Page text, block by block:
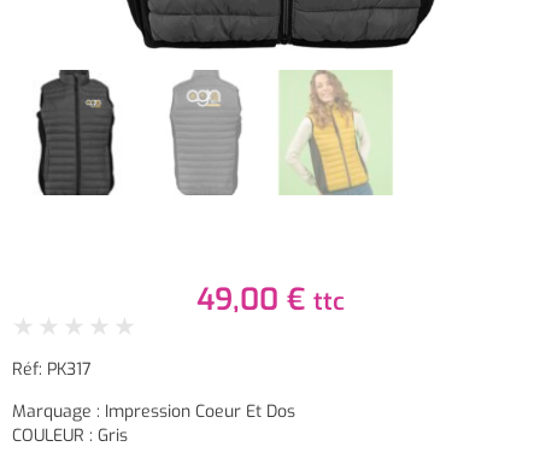
49,00 € ttc
★ ★ ★ ★ ★
Réf: PK317
Marquage : Impression Coeur Et Dos
COULEUR : Gris